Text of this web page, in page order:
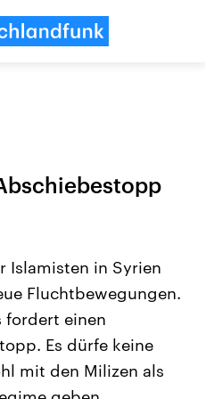
aus
Aktuelle Beiträge,
Hintergründe
Wirtschaftlich und
gehören die Vereinigten
den mächtigsten Ländern
mit großem Einfluss auf
Islamisten in Syrien
Fluchtbewegungen.
fordert einen
Es dürfe keine
mit den Milizen als